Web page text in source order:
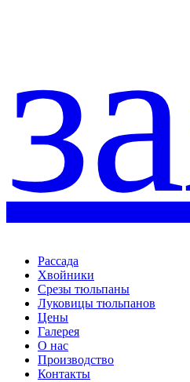
Рассада
Хвойники
Срезы тюльпаны
Луковицы тюльпанов
Цены
Галерея
О нас
Производство
Контакты